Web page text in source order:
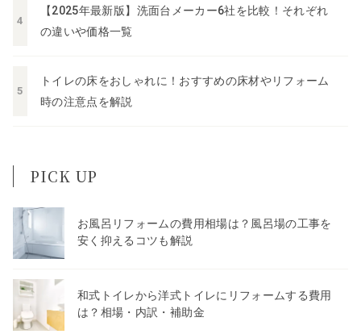
【2025年最新版】洗面台メーカー6社を比較！それぞれ
の違いや価格一覧
トイレの床をおしゃれに！おすすめの床材やリフォーム
時の注意点を解説
PICK UP
お風呂リフォームの費用相場は？風呂場の工事を
安く抑えるコツも解説
和式トイレから洋式トイレにリフォームする費用
は？相場・内訳・補助金